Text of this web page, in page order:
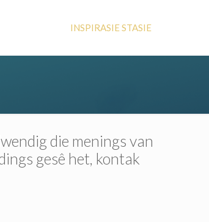
INSPIRASIE STASIE
die menings van
gesê het, kontak